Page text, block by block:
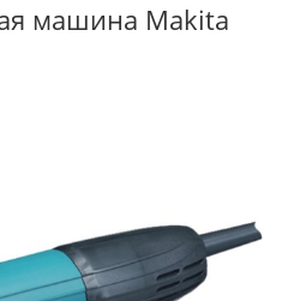
машина Makita